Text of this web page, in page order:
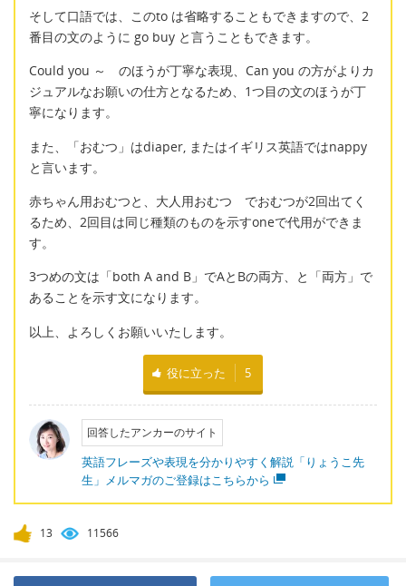
そして口語では、このto は省略することもできますので、2
番目の文のように go buy と言うこともできます。
Could you ～ のほうが丁寧な表現、Can you の方がよりカ
ジュアルなお願いの仕方となるため、1つ目の文のほうが丁
寧になります。
また、「おむつ」はdiaper, またはイギリス英語ではnappy
と言います。
赤ちゃん用おむつと、大人用おむつ でおむつが2回出てく
るため、2回目は同じ種類のものを示すoneで代用ができま
す。
3つめの文は「both A and B」でAとBの両方、と「両方」で
あることを示す文になります。
以上、よろしくお願いいたします。
役に立った 5
回答したアンカーのサイト
英語フレーズや表現を分かりやすく解説「りょうこ先
生」メルマガのご登録はこちらから
13 11566